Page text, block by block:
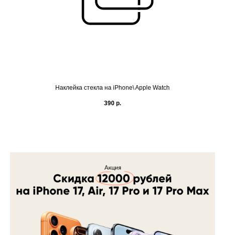
Наклейка стекла на iPhone\ Apple Watch
390 р.